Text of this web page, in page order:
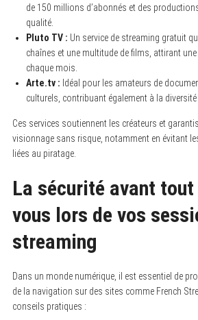
de 150 millions d’abonnés et des
qualité.
Pluto TV : Un service de streaming gratuit
chaînes et une multitude de films, attirant
chaque mois.
Arte.tv : Idéal pour les amateurs de
culturels, contribuant également à la
Ces services soutiennent les créateurs et
visionnage sans risque, notamment en évitant
liées au piratage.
La sécurité avant
vous lors de vos
streaming
Dans un monde numérique, il est essentiel de
de la navigation sur des sites comme French
conseils pratiques :